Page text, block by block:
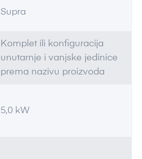
Supra
Komplet ili konfiguracija
unutarnje i vanjske jedinice
prema nazivu proizvoda
5,0 kW